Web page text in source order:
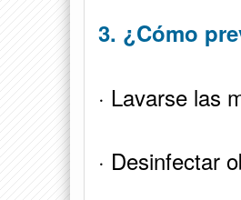
3. ¿Cómo
· Lavarse las
· Desinfectar